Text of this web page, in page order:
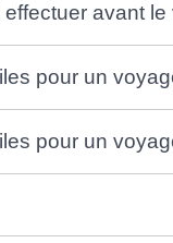
avant le
pour un
pour un